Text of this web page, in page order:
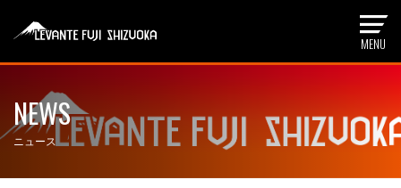
NEWS
ニュース